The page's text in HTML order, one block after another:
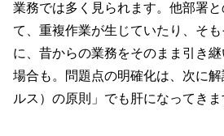
業務では多く見られます。他部署と
て、重複作業が生じていたり、そ
に、昔からの業務をそのまま引き
場合も。問題点の明確化は、次に
ルス）の原則」でも肝になってきま